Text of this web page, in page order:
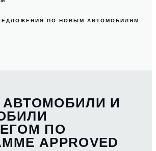
ПО НОВЫМ АВТОМОБИЛЯМ
И
ПО
APPROVED